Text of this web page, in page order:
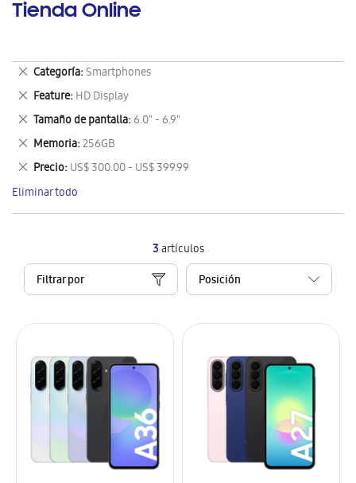
Tienda Online
3artículos
Filtrar por
Categoría Smartphones
Eliminar
este
artículo
Feature HD Display
Eliminar
este
artículo
Tamaño de pantalla 6.0" - 6.9"
Eliminar
este
artículo
Memoria 256GB
Eliminar
este
artículo
Precio US$ 300.00 - US$ 399.99
Eliminar
este
artículo
Eliminar todo